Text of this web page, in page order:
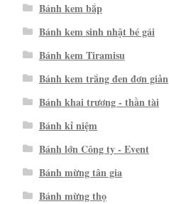
Bánh kem bắp
Bánh kem sinh nhật bé gái
Bánh kem Tiramisu
Bánh kem trắng đen đơn giản
Bánh khai trương - thần tài
Bánh kỉ niệm
Bánh lớn Công ty - Event
Bánh mừng tân gia
Bánh mừng thọ